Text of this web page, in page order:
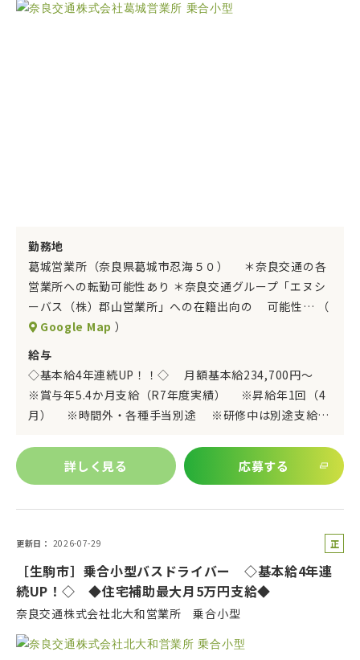
勤務地
葛城営業所（奈良県葛城市忍海５０） ＊奈良交通の各
営業所への転勤可能性あり ＊奈良交通グループ「エヌシ
ーバス（株）郡山営業所」への在籍出向の 可能性… （
Google Map ）
給与
◇基本給4年連続UP！！◇ 月額基本給234,700円～
※賞与年5.4か月支給（R7年度実績） ※昇給年1回（4
月） ※時間外・各種手当別途 ※研修中は別途支給…
詳しく見る 応募する
更新日 2026-07-29
正
員
［生駒市］乗合小型バスドライバー ◇基本給4年連
続UP！◇ ◆住宅補助最大月5万円支給◆
奈良交通株式会社北大和営業所 乗合小型